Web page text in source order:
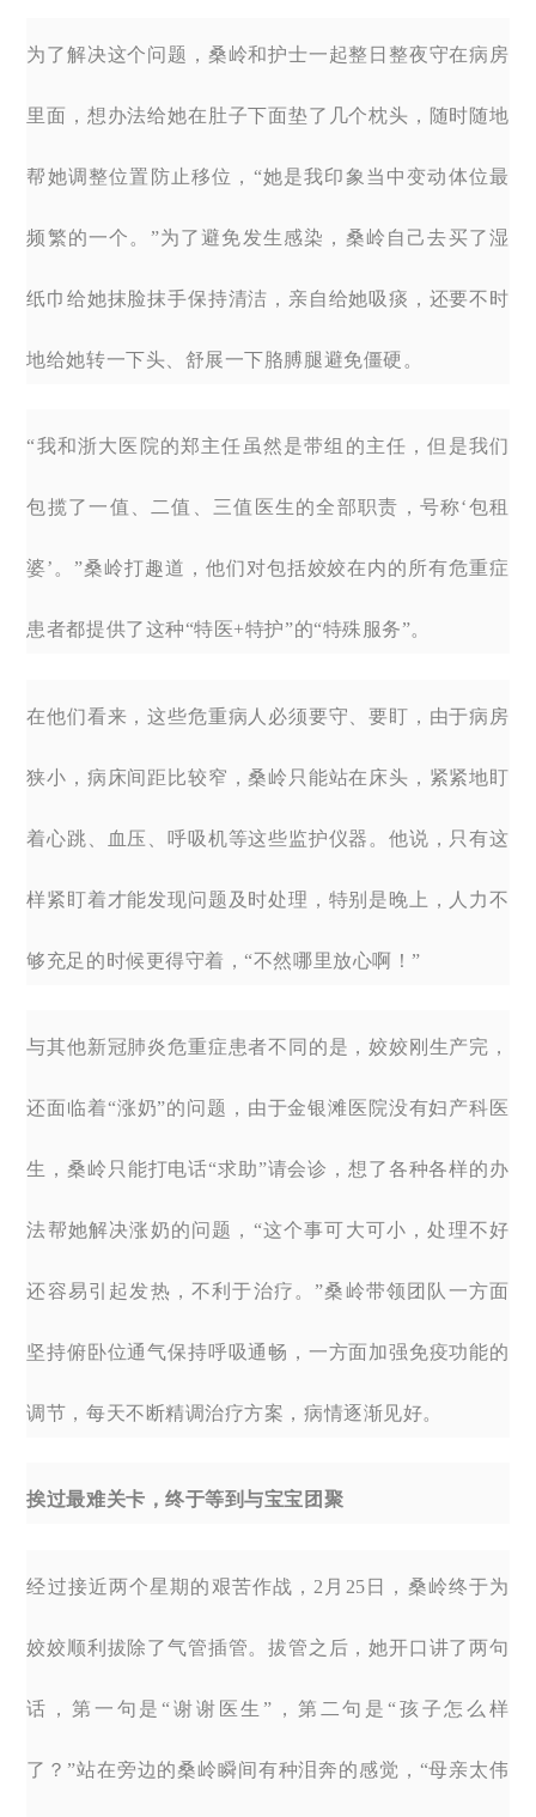
为了解决这个问题，桑岭和护士一起整日整夜守在病房
里面，想办法给她在肚子下面垫了几个枕头，随时随地
帮她调整位置防止移位，“她是我印象当中变动体位最
频繁的一个。”为了避免发生感染，桑岭自己去买了湿
纸巾给她抹脸抹手保持清洁，亲自给她吸痰，还要不时
地给她转一下头、舒展一下胳膊腿避免僵硬。
“我和浙大医院的郑主任虽然是带组的主任，但是我们
包揽了一值、二值、三值医生的全部职责，号称‘包租
婆’。”桑岭打趣道，他们对包括姣姣在内的所有危重症
患者都提供了这种“特医+特护”的“特殊服务”。
在他们看来，这些危重病人必须要守、要盯，由于病房
狭小，病床间距比较窄，桑岭只能站在床头，紧紧地盯
着心跳、血压、呼吸机等这些监护仪器。他说，只有这
样紧盯着才能发现问题及时处理，特别是晚上，人力不
够充足的时候更得守着，“不然哪里放心啊！”
与其他新冠肺炎危重症患者不同的是，姣姣刚生产完，
还面临着“涨奶”的问题，由于金银滩医院没有妇产科医
生，桑岭只能打电话“求助”请会诊，想了各种各样的办
法帮她解决涨奶的问题，“这个事可大可小，处理不好
还容易引起发热，不利于治疗。”桑岭带领团队一方面
坚持俯卧位通气保持呼吸通畅，一方面加强免疫功能的
调节，每天不断精调治疗方案，病情逐渐见好。
挨过最难关卡，终于等到与宝宝团聚
经过接近两个星期的艰苦作战，2月25日，桑岭终于为
姣姣顺利拔除了气管插管。拔管之后，她开口讲了两句
话，第一句是“谢谢医生”，第二句是“孩子怎么样
了？”站在旁边的桑岭瞬间有种泪奔的感觉，“母亲太伟